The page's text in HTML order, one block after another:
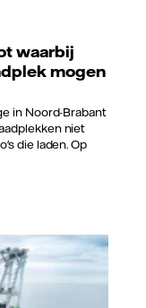
waarbij
mogen
in Noord-Brabant
niet
die laden. Op